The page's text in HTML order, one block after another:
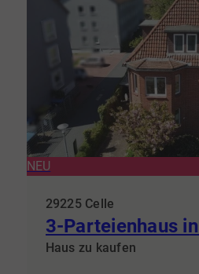
NEU
29225 Celle
Haus zu kaufen